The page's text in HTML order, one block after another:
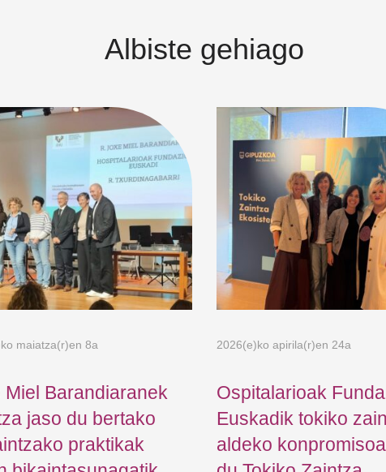
Albiste gehiago
maiatza(r)en 8a
Miel Barandiaranek
jaso du bertako
praktikak
2026(e)ko apirila(r)en 24a
Ospitalarioak
Euskadik tokiko
aldeko